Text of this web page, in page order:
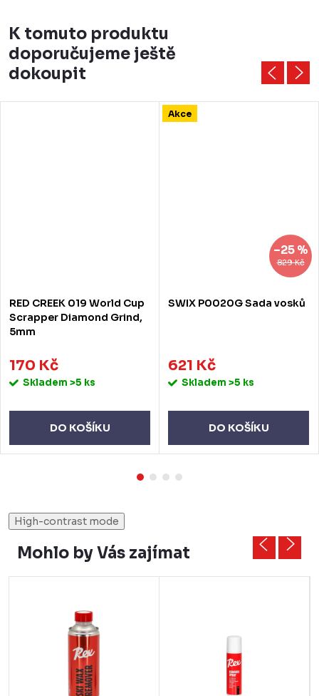
K tomuto produktu
doporučujeme ještě
dokoupit
RED CREEK 019 World Cup
Scrapper Diamond Grind,
5mm
170 Kč
Skladem >5 ks
DO KOŠÍKU
Akce
829 Kč
–25 %
SWIX P0020G Sada vosků
621 Kč
Skladem >5 ks
DO KOŠÍKU
High-contrast mode
Mohlo by Vás zajímat